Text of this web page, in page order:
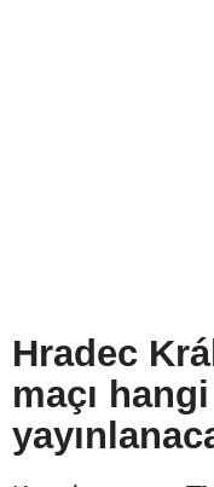
Hradec
maçı